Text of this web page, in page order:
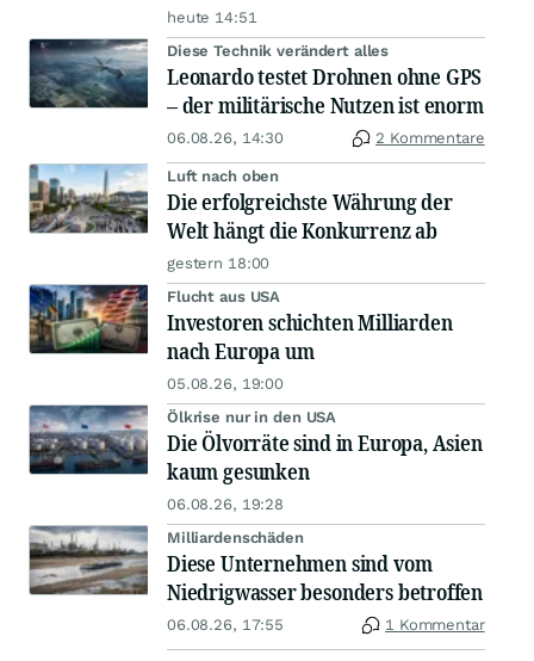
heute 14:51
Diese Technik verändert alles
Leonardo testet Drohnen ohne GPS
– der militärische Nutzen ist enorm
06.08.26, 14:30 2 Kommentare
Luft nach oben
Die erfolgreichste Währung der
Welt hängt die Konkurrenz ab
gestern 18:00
Flucht aus USA
Investoren schichten Milliarden
nach Europa um
05.08.26, 19:00
Ölkrise nur in den USA
Die Ölvorräte sind in Europa, Asien
kaum gesunken
06.08.26, 19:28
Milliardenschäden
Diese Unternehmen sind vom
Niedrigwasser besonders betroffen
06.08.26, 17:55 1 Kommentar